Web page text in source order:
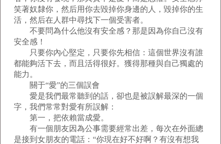
笑著奴隸你，然后用你去毀掉你身邊的人，毀掉你的生
活，然后在人群中尋找下一個受害者。
不要問為什么他沒有安全感？那是因為你自己沒有
安全感！
只要你內心堅定，只要你先相信：這個世界沒有誰
都能夠活下去，而且活得很好。獲得那種與自己獨處的
能力。
關于“愛”的三個誤會
愛是我們最常聽到的話，卻也是被誤解最深的一個
字，我們常常對愛有所誤解：
第一，把依賴當成愛。
有一個朋友因為公事需要經常出差，每次在外面總
是接到女朋友的電話：“你現在好不好啊？有沒有想我